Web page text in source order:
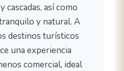
cascadas, así como
y natural. A
destinos turísticos
una experiencia
comercial, ideal